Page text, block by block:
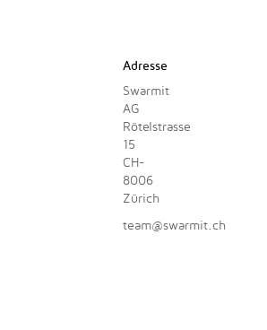
Adresse
Swarmit
AG
Rötelstrasse
15
CH-
8006
Zürich
team@swarmit.ch